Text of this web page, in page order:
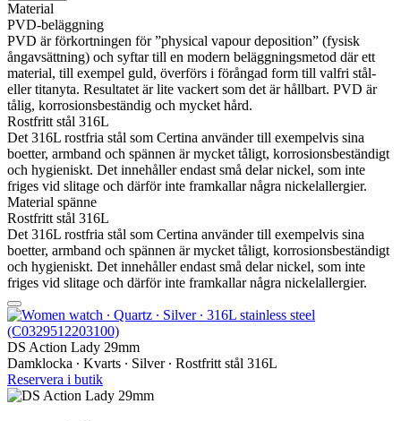
Material
PVD-beläggning
PVD är förkortningen för ”physical vapour deposition” (fysisk
ångavsättning) och syftar till en modern beläggningsmetod där ett
material, till exempel guld, överförs i förångad form till valfri stål-
eller titanyta. Resultatet är lite vackert som det är hållbart. PVD är
tålig, korrosionsbeständig och mycket hård.
Rostfritt stål 316L
Det 316L rostfria stål som Certina använder till exempelvis sina
boetter, armband och spännen är mycket tåligt, korrosionsbeständigt
och hygieniskt. Det innehåller endast små delar nickel, som inte
friges vid slitage och därför inte framkallar några nickelallergier.
Material spänne
Rostfritt stål 316L
Det 316L rostfria stål som Certina använder till exempelvis sina
boetter, armband och spännen är mycket tåligt, korrosionsbeständigt
och hygieniskt. Det innehåller endast små delar nickel, som inte
friges vid slitage och därför inte framkallar några nickelallergier.
DS Action Lady 29mm
Damklocka ∙ Kvarts ∙ Silver ∙ Rostfritt stål 316L
Reservera i butik